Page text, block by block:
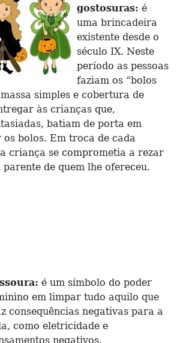
gostosuras: é
uma brincadeira
existente desde o
século IX. Neste
período as pessoas
faziam os “bolos
simples e cobertura de
às crianças que,
batiam de porta em
bolos. Em troca de cada
criança se comprometia a rezar
de quem lhe ofereceu.
é um símbolo do poder
em limpar tudo aquilo que
consequências negativas para a
como eletricidade e
negativos.